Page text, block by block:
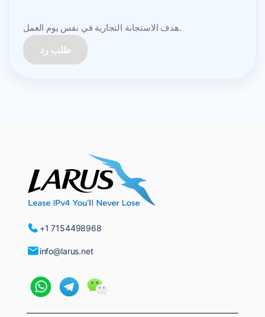
هدف الاستجابة التجارية في نفس يوم العمل.
طلب رد
+1 7154498968
info@larus.net